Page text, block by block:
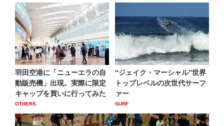
羽田空港に「ニューエラの自
動販売機」出現。実際に限定
キャップを買いに行ってみた
OTHERS
“ジェイク・マーシャル”世界
トップレベルの次世代サーフ
ァー
SURF